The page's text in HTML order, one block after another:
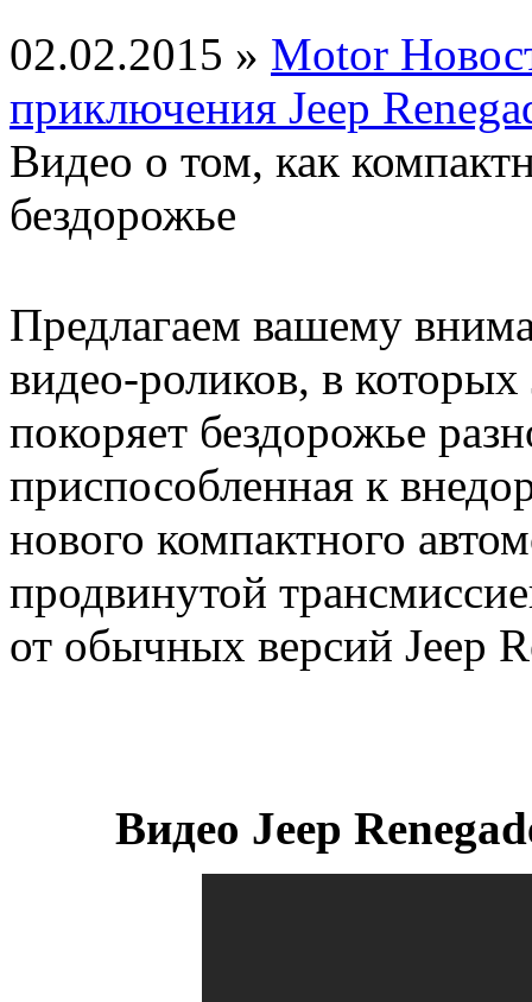
02.02.2015 » Motor
приключения Jeep
Видео о том, как
бездорожье
Предлагаем вашему
видео-роликов, в
покоряет бездорожье
приспособленная к
нового компактного
продвинутой
от обычных версий Jeep
Видео Jeep